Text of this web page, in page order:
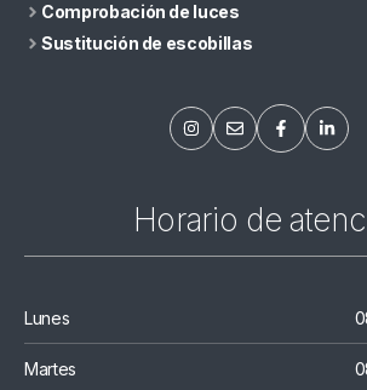
Comprobación de luces
Sustitución de escobillas
Horario de
Lunes
Martes